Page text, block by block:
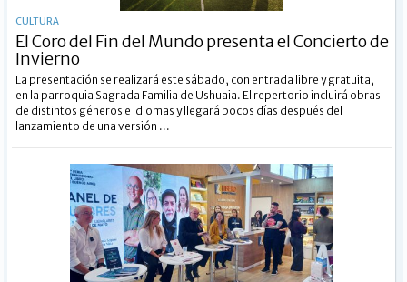
CULTURA
El Coro del Fin del Mundo presenta el Concierto de
Invierno
La presentación se realizará este sábado, con entrada libre y gratuita,
en la parroquia Sagrada Familia de Ushuaia. El repertorio incluirá obras
de distintos géneros e idiomas y llegará pocos días después del
lanzamiento de una versión ...